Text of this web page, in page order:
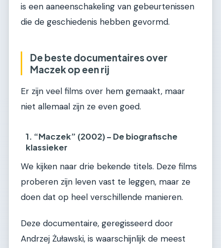
is een aaneenschakeling van gebeurtenissen
die de geschiedenis hebben gevormd.
De beste documentaires over
Maczek op een rij
Er zijn veel films over hem gemaakt, maar
niet allemaal zijn ze even goed.
1. “Maczek” (2002) – De biografische
klassieker
We kijken naar drie bekende titels. Deze films
proberen zijn leven vast te leggen, maar ze
doen dat op heel verschillende manieren.
Deze documentaire, geregisseerd door
Andrzej Żuławski, is waarschijnlijk de meest